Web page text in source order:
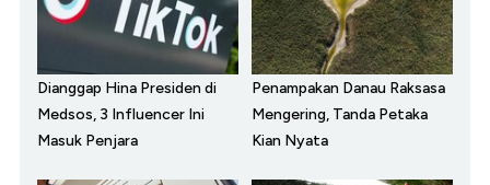
Dianggap Hina Presiden di
Medsos, 3 Influencer Ini
Masuk Penjara
Penampakan Danau Raksasa
Mengering, Tanda Petaka
Kian Nyata